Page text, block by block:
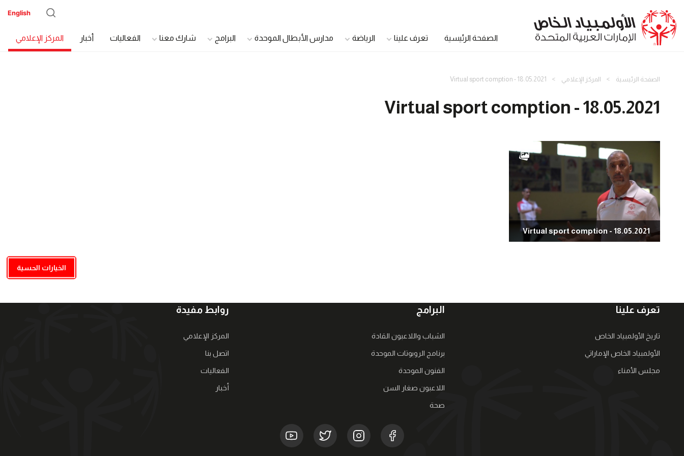
الخيارات الحسية
English
الصفحة الرئيسية تعرف علينا الرياضة مدارس الأبطال الموحدة البرامج شارك معنا الفعاليات أخبار المركز الإعلامي
الصفحة الرئيسية المركز الإعلامي Virtual sport comption - 18.05.2021
Virtual sport comption - 18.05.2021
Virtual sport comption - 18.05.2021
تعرف علينا
تاريخ الأولمبياد الخاص
الأولمبياد الخاص الإماراتي
مجلس الأمناء
البرامج
الشباب واللاعبون القادة
برنامج الروبوتات الموحدة
الفنون الموحدة
اللاعبون صغار السن
صحة
روابط مفيدة
المركز الإعلامي
اتصل بنا
الفعاليات
أخبار